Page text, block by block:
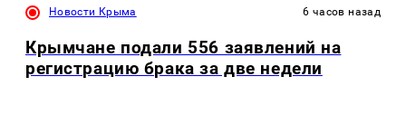
Новости Крыма 6 часов назад
Крымчане подали 556 заявлений на
регистрацию брака за две недели